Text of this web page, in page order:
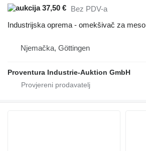
37,50 € Bez PDV-a
Industrijska oprema - omekšivač za meso
Njemačka, Göttingen
Proventura Industrie-Auktion GmbH